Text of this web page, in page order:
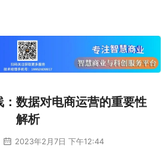
数据对电商运营的重要性
解析
2023年2月7日 下午12:44